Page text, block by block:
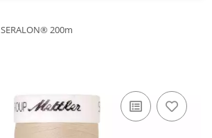
SERALON® 200m